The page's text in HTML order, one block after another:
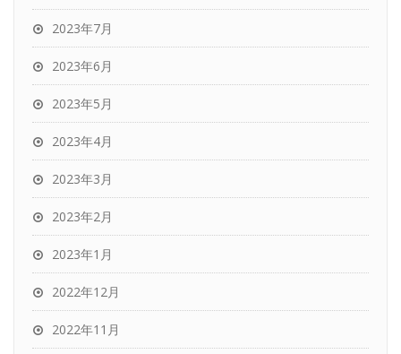
2023年7月
2023年6月
2023年5月
2023年4月
2023年3月
2023年2月
2023年1月
2022年12月
2022年11月